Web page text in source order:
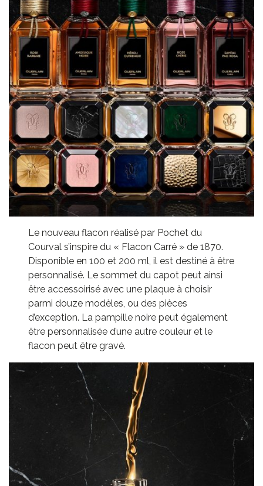
Le nouveau flacon réalisé par Pochet du
Courval s’inspire du « Flacon Carré » de 1870.
Disponible en 100 et 200 ml, il est destiné à être
personnalisé. Le sommet du capot peut ainsi
être accessoirisé avec une plaque à choisir
parmi douze modèles, ou des pièces
d’exception. La pampille noire peut également
être personnalisée d’une autre couleur et le
flacon peut être gravé.